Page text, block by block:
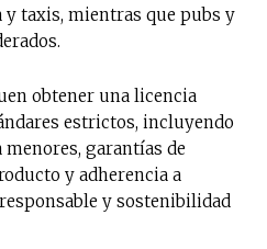
y taxis, mientras que pubs y
obtener una licencia
estrictos, incluyendo
garantías de
y adherencia a
y sostenibilidad